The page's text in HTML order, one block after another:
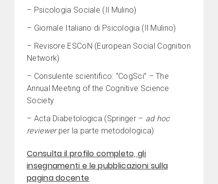
– Psicologia Sociale (Il Mulino)
– Giornale Italiano di Psicologia (Il Mulino)
– Revisore ESCoN (European Social Cognition
Network)
– Consulente scientifico: “CogSci” – The
Annual Meeting of the Cognitive Science
Society
– Acta Diabetologica (Springer – ad hoc
reviewerper la parte metodologica)
Consulta il profilo completo, gli
insegnamenti e le pubblicazioni sulla
pagina docente